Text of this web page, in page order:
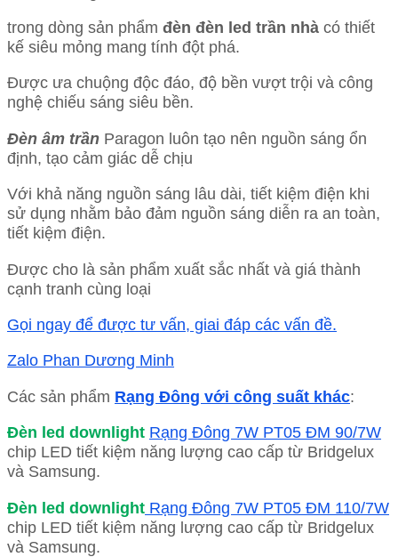
trong dòng sản phẩm đèn đèn led trần nhà có thiết
kế siêu mỏng mang tính đột phá.
Được ưa chuộng độc đáo, độ bền vượt trội và công
nghệ chiếu sáng siêu bền.
Đèn âm trần Paragon luôn tạo nên nguồn sáng ổn
định, tạo cảm giác dễ chịu
Với khả năng nguồn sáng lâu dài, tiết kiệm điện khi
sử dụng nhằm bảo đảm nguồn sáng diễn ra an toàn,
tiết kiệm điện.
Được cho là sản phẩm xuất sắc nhất và giá thành
cạnh tranh cùng loại
Gọi ngay để được tư vấn, giai đáp các vấn đề.
Zalo Phan Dương Minh
Các sản phẩm Rạng Đông với công suất khác:
Đèn led downlight Rạng Đông 7W PT05 ĐM 90/7W
chip LED tiết kiệm năng lượng cao cấp từ Bridgelux
và Samsung.
Đèn led downlight Rạng Đông 7W PT05 ĐM 110/7W
chip LED tiết kiệm năng lượng cao cấp từ Bridgelux
và Samsung.